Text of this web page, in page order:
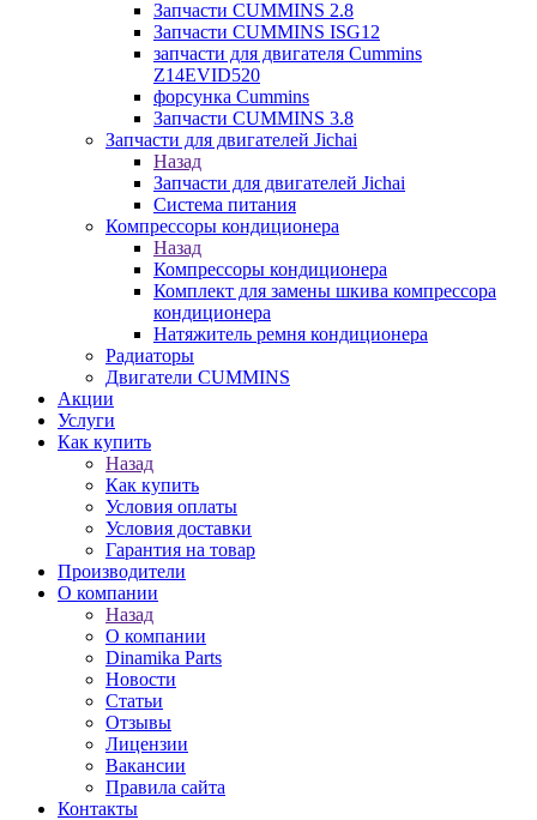
Запчасти CUMMINS 2.8
Запчасти CUMMINS ISG12
запчасти для двигателя Cummins
Z14EVID520
форсунка Cummins
Запчасти CUMMINS 3.8
Запчасти для двигателей Jichai
Назад
Запчасти для двигателей Jichai
Система питания
Компрессоры кондиционера
Назад
Компрессоры кондиционера
Комплект для замены шкива компрессора
кондиционера
Натяжитель ремня кондиционера
Радиаторы
Двигатели CUMMINS
Акции
Услуги
Как купить
Назад
Как купить
Условия оплаты
Условия доставки
Гарантия на товар
Производители
О компании
Назад
О компании
Dinamika Parts
Новости
Статьи
Отзывы
Лицензии
Вакансии
Правила сайта
Контакты